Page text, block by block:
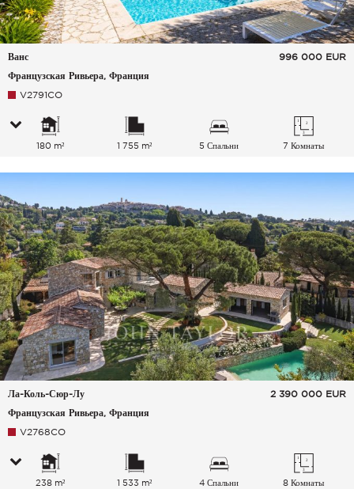
Ванс
Французская Ривьера, Франция
996 000 EUR
V2791CO
180 m² 1 755 m² 5 Спальни 7 Комнаты
Ла-Коль-Сюр-Лу
Французская Ривьера, Франция
2 390 000 EUR
V2768CO
238 m² 1 533 m² 4 Спальни 8 Комнаты